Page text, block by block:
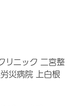
リニック 二宮整
災病院 上白根